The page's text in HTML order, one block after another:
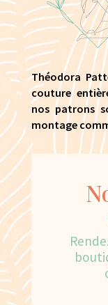
Théodora
couture
nos patrons
montage